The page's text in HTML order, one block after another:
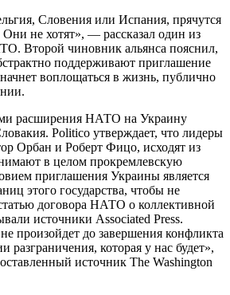
Словения или Испания, прячутся
не хотят», — рассказал один из
Второй чиновник альянса пояснил,
поддерживают приглашение
воплощаться в жизнь, публично
расширения НАТО на Украину
Politico утверждает, что лидеры
Орбан и Роберт Фицо, исходят из
в целом прокремлевскую
приглашения Украины является
этого государства, чтобы не
договора НАТО о коллективной
источники Associated Press.
произойдет до завершения конфликта
разграничения, которая у нас будет»,
источник The Washington